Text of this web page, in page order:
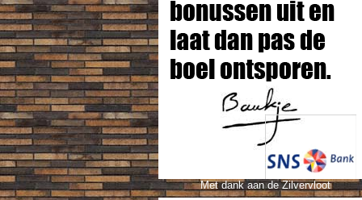
Met dank aan de Zilvervloot